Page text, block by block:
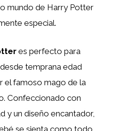
mundo de Harry Potter
especial.
es perfecto para
temprana edad
el famoso mago de la
Confeccionado con
y un diseño encantador,
se sienta como todo